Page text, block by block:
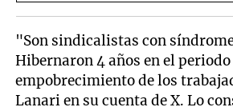
"Son sindicalistas con
Hibernaron 4 años en el
empobrecimiento de los
Lanari en su cuenta de X. Lo